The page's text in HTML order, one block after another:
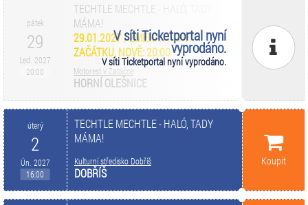
pátek
29
Led. 2027
20:00
V síti Ticketportal nyní
vyprodáno.
V síti Ticketportal nyní vyprodáno.
TECHTLE MECHTLE - HALÓ, TADY
MÁMA!
29.01.2027 / ZMĚNA HODINY
ZAČÁTKU, NOVĚ: 20:00
Motorest v Zatáčce
HORNÍ OLEŠNICE
úterý
2
Ún. 2027
16:00
TECHTLE MECHTLE - HALÓ, TADY
MÁMA!
Kulturní středisko Dobříš
DOBŘÍŠ
Koupit